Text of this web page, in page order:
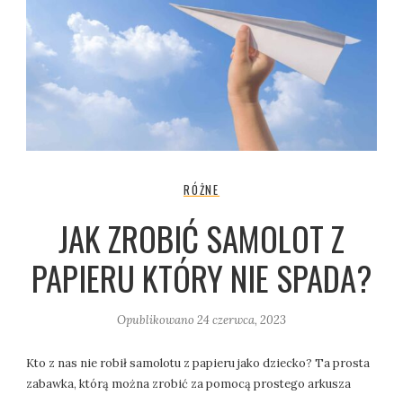
RÓŻNE
JAK ZROBIĆ SAMOLOT Z
PAPIERU KTÓRY NIE SPADA?
Opublikowano 24 czerwca, 2023
Kto z nas nie robił samolotu z papieru jako dziecko? Ta prosta
zabawka, którą można zrobić za pomocą prostego arkusza